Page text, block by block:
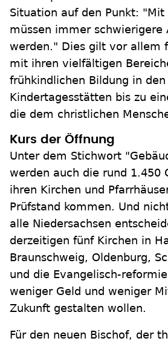
Situation auf den Punkt: "Mit
müssen immer schwierigere
werden." Dies gilt vor allem
mit ihren vielfältigen
frühkindlichen Bildung in den
Kindertagesstätten bis zu
die dem christlichen
Kurs der Öffnung
Unter dem Stichwort
werden auch die rund 1.450
ihren Kirchen und
Prüfstand kommen. Und
alle Niedersachsen
derzeitigen fünf Kirchen in
Braunschweig, Oldenburg,
und die Evangelisch-
weniger Geld und weniger
Zukunft gestalten wollen.
Für den neuen Bischof, der